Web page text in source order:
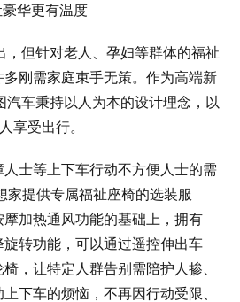
豪华更有温度
，但针对老人、孕妇等群体的福祉
刚需家庭束手无策。作为高端新
汽车秉持以人为本的设计理念，以
享受出行。
士等上下车行动不方便人士的需
家提供专属福祉座椅的选装服
加热通风功能的基础上，拥有
转功能，可以通过遥控伸出车
，让特定人群告别需陪护人掺、
下车的烦恼，不再因行动受限、